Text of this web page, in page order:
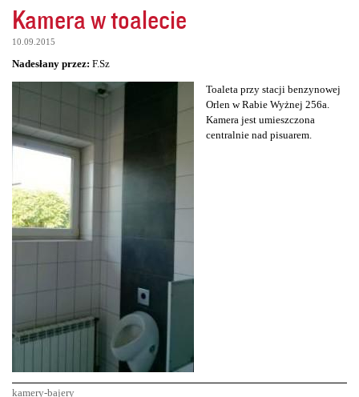
Kamera w toalecie
10.09.2015
Nadesłany przez: F.Sz
Toaleta przy stacji benzynowej
Orlen w Rabie Wyżnej 256a.
Kamera jest umieszczona
centralnie nad pisuarem.
kamery-bajery